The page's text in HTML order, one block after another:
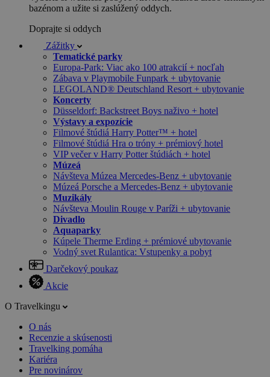
bazénom a užite si zaslúžený oddych.
Doprajte si oddych
Zážitky
Tematické parky
Europa-Park: Viac ako 100 atrakcií + nocľah
Zábava v Playmobile Funpark + ubytovanie
LEGOLAND® Deutschland Resort + ubytovanie
Koncerty
Düsseldorf: Backstreet Boys naživo + hotel
Výstavy a expozície
Filmové štúdiá Harry Potter™ + hotel
Filmové štúdiá Hra o tróny + prémiový hotel
VIP večer v Harry Potter štúdiách + hotel
Múzeá
Návšteva Múzea Mercedes-Benz + ubytovanie
Múzeá Porsche a Mercedes-Benz + ubytovanie
Muzikály
Návšteva Moulin Rouge v Paríži + ubytovanie
Divadlo
Aquaparky
Kúpele Therme Erding + prémiové ubytovanie
Vodný svet Rulantica: Vstupenky a pobyt
Darčekový poukaz
Akcie
O Travelkingu
O nás
Recenzie a skúsenosti
Travelking pomáha
Kariéra
Pre novinárov